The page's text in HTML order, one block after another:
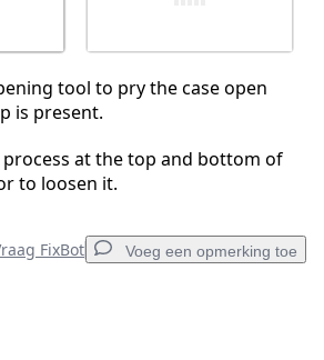
tool to pry the case open
is present.
process at the top and bottom of
to loosen it.
FixBot Voeg een opmerking toe